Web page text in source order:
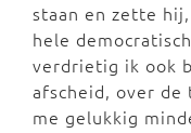
staan en zette
hele
verdrietig ik ook
afscheid, over de
me gelukkig